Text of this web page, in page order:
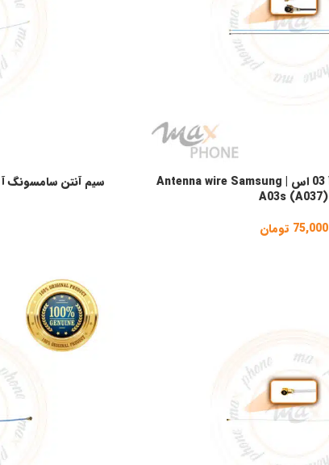
سیم آنتن سامسونگ آ 03 اس | Antenna wire Samsung
A03s (A037)
75,000 تومان
انتخاب گزینه ها